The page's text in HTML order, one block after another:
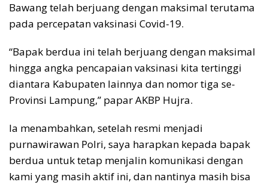
Bawang telah berjuang dengan maksimal terutama
pada percepatan vaksinasi Covid-19.
“Bapak berdua ini telah berjuang dengan maksimal
hingga angka pencapaian vaksinasi kita tertinggi
diantara Kabupaten lainnya dan nomor tiga se-
Provinsi Lampung,” papar AKBP Hujra.
Ia menambahkan, setelah resmi menjadi
purnawirawan Polri, saya harapkan kepada bapak
berdua untuk tetap menjalin komunikasi dengan
kami yang masih aktif ini, dan nantinya masih bisa